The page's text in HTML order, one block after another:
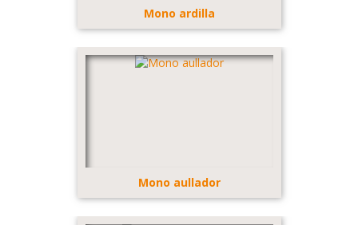
Mono ardilla
Mono aullador